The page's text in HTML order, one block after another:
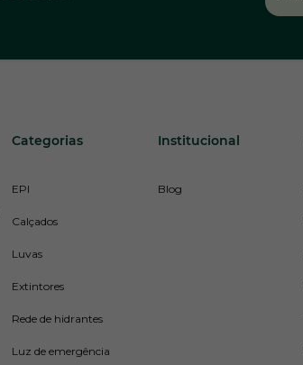
Categorias
EPI
Calçados
Luvas
Extintores
Rede de hidrantes
Luz de emergência
Institucional
Blog